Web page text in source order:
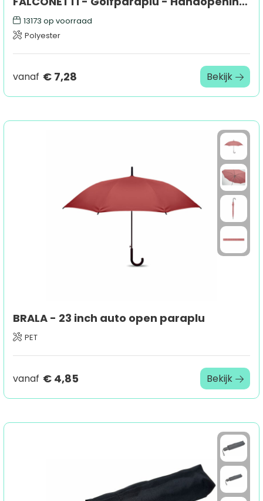
13173 op voorraad
Polyester
vanaf € 7,28 Bekijk
BRALA - 23 inch auto open paraplu
PET
vanaf € 4,85 Bekijk